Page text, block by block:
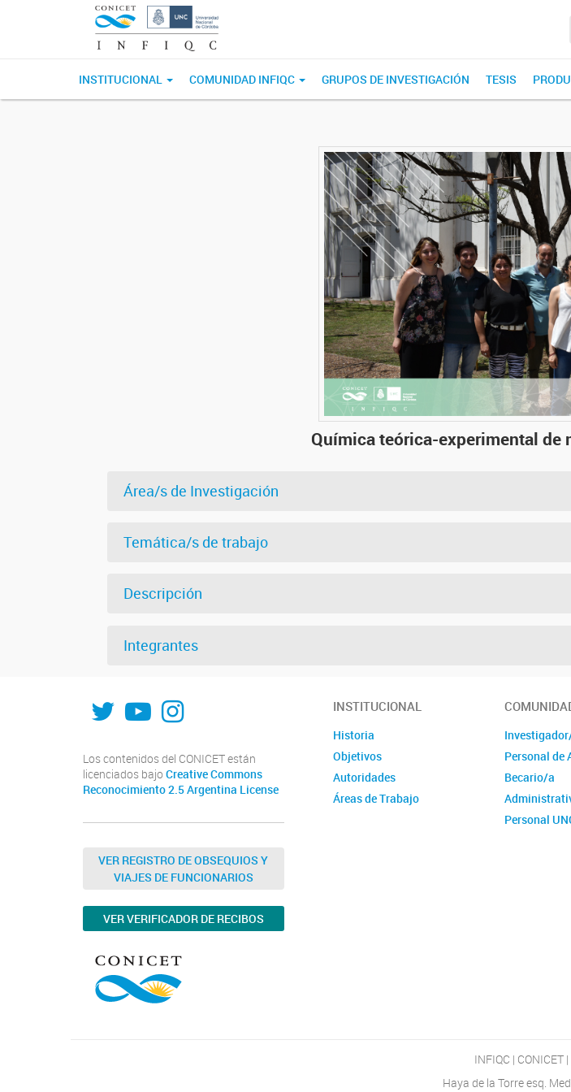
INSTITUCIONAL COMUNIDAD INFIQC GRUPOS DE INVESTIGACIÓN TESIS
Química teórica-experimental de
Área/s de Investigación
Temática/s de trabajo
Descripción
Integrantes
INFIQC
INFIQCINFIQC
Los contenidos del CONICET están
licenciados bajo Creative Commons
Reconocimiento 2.5 Argentina License
VER REGISTRO DE OBSEQUIOS Y
VIAJES DE FUNCIONARIOS
VER VERIFICADOR DE RECIBOS
INSTITUCIONAL
Historia
Objetivos
Autoridades
Áreas de Trabajo
Personal de
Becario/a
Personal
INFIQC | CONICET
Haya de la Torre esq.